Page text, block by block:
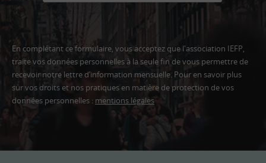
En complétant ce formulaire, vous acceptez que l'association IEFP,
traite vos données personnelles à la seule fin de vous permettre de
recevoir notre lettre d’information mensuelle. Pour en savoir plus
sur vos droits et nos pratiques en matière de protection de vos
données personnelles : mentions légales